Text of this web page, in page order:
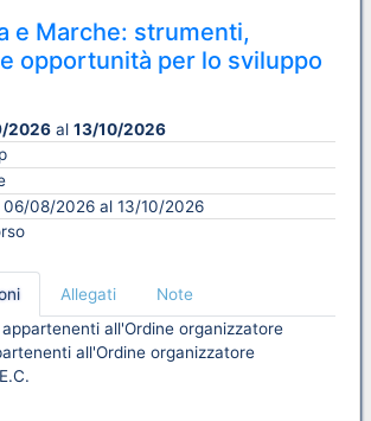
e Marche: strumenti,
opportunità per lo sviluppo
2026 al 13/10/2026
06/08/2026 al 13/10/2026
Allegati
Note
all'Ordine organizzatore
all'Ordine organizzatore